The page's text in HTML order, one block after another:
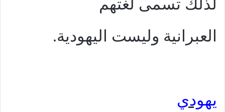
لذلك تسمى لغتهم
العبرانية وليست اليهودية.
يهودي